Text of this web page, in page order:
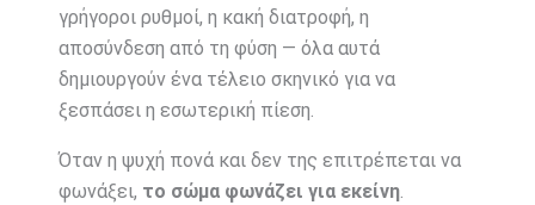
γρήγοροι ρυθμοί, η κακή διατροφή, η
αποσύνδεση από τη φύση — όλα αυτά
δημιουργούν ένα τέλειο σκηνικό για να
ξεσπάσει η εσωτερική πίεση.
Όταν η ψυχή πονά και δεν της επιτρέπεται να
φωνάξει, το σώμα φωνάζει για εκείνη.